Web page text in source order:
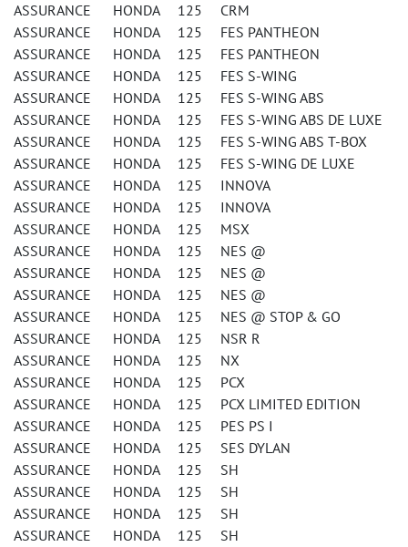
ASSURANCE HONDA 125 CRM
ASSURANCE HONDA 125 FES PANTHEON
ASSURANCE HONDA 125 FES PANTHEON
ASSURANCE HONDA 125 FES S-WING
ASSURANCE HONDA 125 FES S-WING ABS
ASSURANCE HONDA 125 FES S-WING ABS DE LUXE
ASSURANCE HONDA 125 FES S-WING ABS T-BOX
ASSURANCE HONDA 125 FES S-WING DE LUXE
ASSURANCE HONDA 125 INNOVA
ASSURANCE HONDA 125 INNOVA
ASSURANCE HONDA 125 MSX
ASSURANCE HONDA 125 NES @
ASSURANCE HONDA 125 NES @
ASSURANCE HONDA 125 NES @
ASSURANCE HONDA 125 NES @ STOP & GO
ASSURANCE HONDA 125 NSR R
ASSURANCE HONDA 125 NX
ASSURANCE HONDA 125 PCX
ASSURANCE HONDA 125 PCX LIMITED EDITION
ASSURANCE HONDA 125 PES PS I
ASSURANCE HONDA 125 SES DYLAN
ASSURANCE HONDA 125 SH
ASSURANCE HONDA 125 SH
ASSURANCE HONDA 125 SH
ASSURANCE HONDA 125 SH